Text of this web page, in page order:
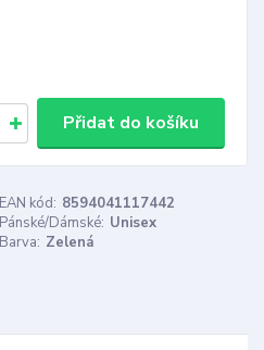
Přidat do košíku
EAN kód: 8594041117442
Pánské/Dámské: Unisex
Barva: Zelená